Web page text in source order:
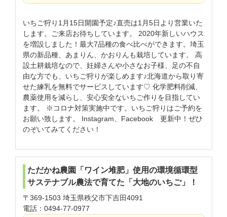
いちご狩り1月15日開園予定♪直売は1月5日より営業いた
します。ご来店お待ちしています。 2020年新しいハウス
を増設しました！最大7品種の食べ比べができます。埼玉
県の新品種、あまりん、かおりんも栽培しています。 高
設土耕栽培なので、妊婦さんや小さなお子様、足の不自
由な方でも、いちご狩りが楽しめます♪北海道から取り寄
せた練乳を無料でサービスしています♡ 化学肥料削減、
農薬使用を減らし、安心安全ないちご作りを目指してい
ます。 ※コロナ対策実施中です。いちご狩りはご予約を
お願い致します。 Instagram、Facebook 更新中！ぜひ
のぞいてみてください！
ただかね農園「ワイン堆肥」使用の環境循環型
サステナブル農法で育てた「大地のいちご」！
〒369-1503 埼玉県秩父市下吉田4091
電話：0494-77-0977